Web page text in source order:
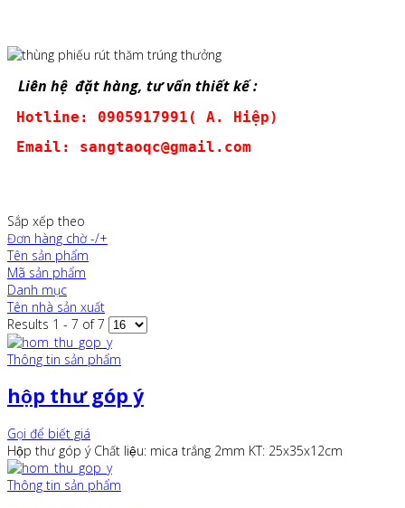
Liên hệ đặt hàng, tư vấn thiết kế :
Hotline: 0905917991( A. Hiệp)
Email: sangtaoqc@gmail.com
Sắp xếp theo
Đơn hàng chờ -/+
Tên sản phẩm
Mã sản phẩm
Danh mục
Tên nhà sản xuất
Results 1 - 7 of 7
Thông tin sản phẩm
hộp thư góp ý
Gọi để biết giá
Hộp thư góp ý Chất liệu: mica trắng 2mm KT: 25x35x12cm
Thông tin sản phẩm